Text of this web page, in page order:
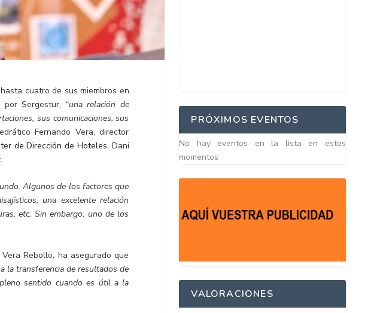
cuatro de sus miembros en
por Sergestur, “una relación de
sus comunicaciones, sus
Fernando Vera, director
de Dirección de Hoteles, Dani
Algunos de los factores que
una excelente relación
etc. Sin embargo, uno de los
Rebollo, ha asegurado que
la transferencia de resultados de
sentido cuando es útil a la
PRÓXIMOS EVENTOS
No hay eventos en la lista en estos
momentos
VALORACIONES